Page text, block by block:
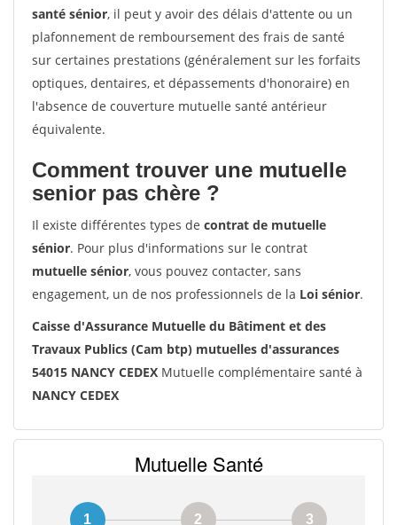
santé sénior, il peut y avoir des délais d'attente ou un
plafonnement de remboursement des frais de santé
sur certaines prestations (généralement sur les forfaits
optiques, dentaires, et dépassements d'honoraire) en
l'absence de couverture mutuelle santé antérieur
équivalente.
Comment trouver une mutuelle
senior pas chère ?
Il existe différentes types de contrat de mutuelle
sénior. Pour plus d'informations sur le contrat
mutuelle sénior, vous pouvez contacter, sans
engagement, un de nos professionnels de la Loi sénior.
Caisse d'Assurance Mutuelle du Bâtiment et des
Travaux Publics (Cam btp) mutuelles d'assurances
54015 NANCY CEDEX Mutuelle complémentaire santé à
NANCY CEDEX